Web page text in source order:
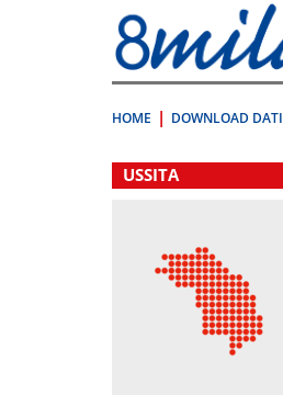
direttamente
a:
Contenuto
HOME DOWNLOAD DATI
USSITA